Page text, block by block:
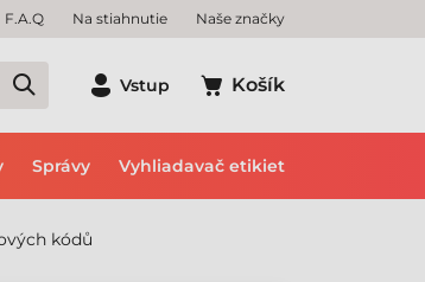
F.A.Q Na stiahnutie Naše značky
Vstup Košík
Správy Vyhliadavač etikiet
kódů